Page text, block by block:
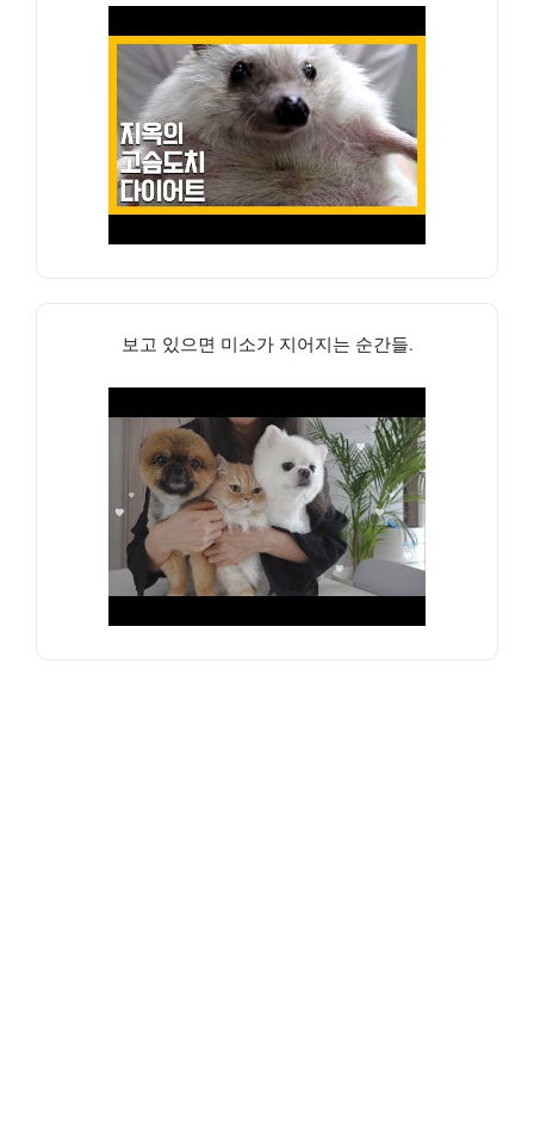
보고 있으면 미소가 지어지는 순간들.